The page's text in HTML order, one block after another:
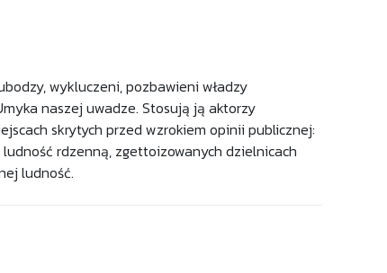
wykluczeni, pozbawieni władzy
naszej uwadze. Stosują ją aktorzy
skrytych przed wzrokiem opinii publicznej:
rdzenną, zgettoizowanych dzielnicach
ludność.